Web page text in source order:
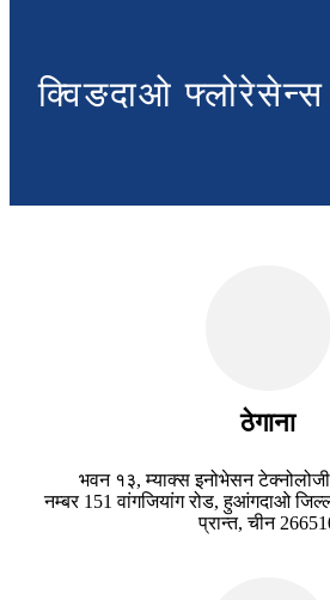
क्विङदाओ
ठेगाना
भवन १३, म्याक्स इनोभेसन टेक्नोलोजी
नम्बर 151 वांगजियांग रोड, हुआंगदाओ
प्रान्त, चीन